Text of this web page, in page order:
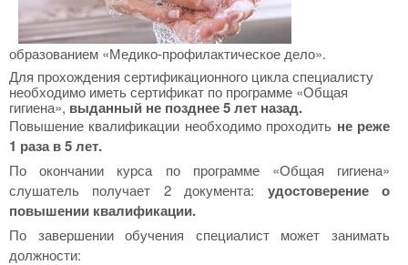
образованием «Медико-профилактическое дело».
Для прохождения сертификационного цикла специалисту
необходимо иметь сертификат по программе «Общая
гигиена», выданный не позднее 5 лет назад.
Повышение квалификации необходимо проходить не реже
1 раза в 5 лет.
По окончании курса по программе «Общая гигиена»
слушатель получает 2 документа: удостоверение о
повышении квалификации.
По завершении обучения специалист может занимать
должности: